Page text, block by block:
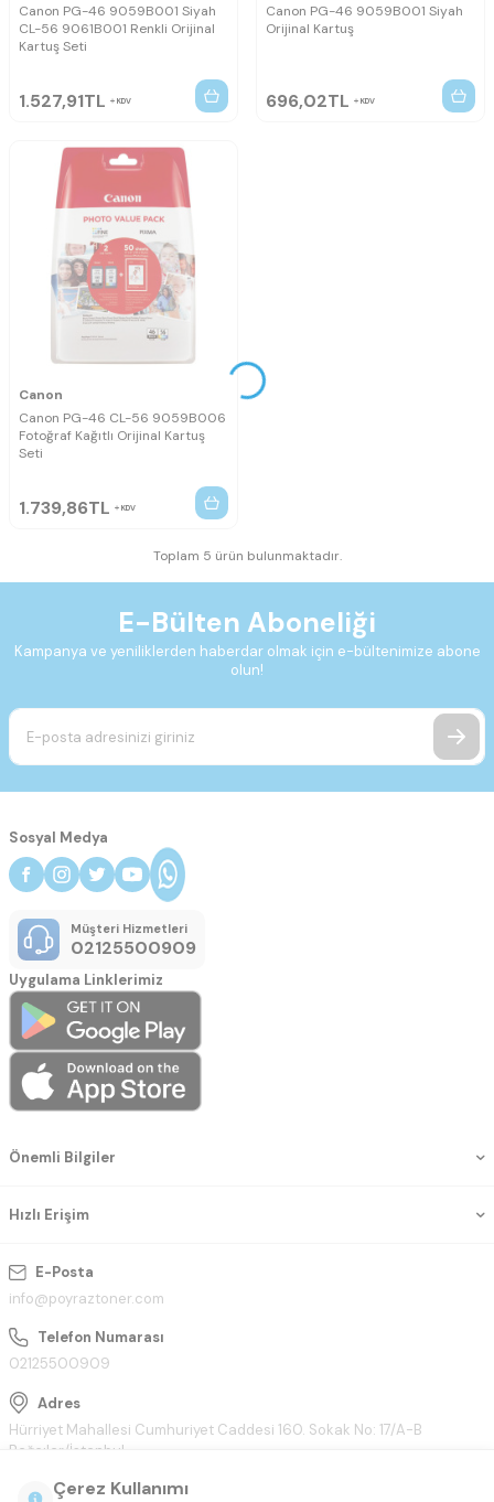
Canon PG-46 9059B001 Siyah
CL-56 9061B001 Renkli Orijinal
Kartuş Seti
1.527,91TL KDV
Canon PG-46 9059B001 Siyah
Orijinal Kartuş
696,02TL KDV
Canon
Canon PG-46 CL-56 9059B006
Fotoğraf Kağıtlı Orijinal Kartuş
Seti
1.739,86TL KDV
Toplam 5 ürün bulunmaktadır.
E-Bülten Aboneliği
Kampanya ve yeniliklerden haberdar olmak için e-bültenimize abone
olun!
E-Posta
info@poyraztoner.com
Telefon Numarası
02125500909
Adres
Hürriyet Mahallesi Cumhuriyet Caddesi 160. Sokak No: 17/A-B
Bağcılar/İstanbul
Önemli Bilgiler
Hızlı Erişim
Sosyal Medya
Müşteri Hizmetleri
02125500909
Uygulama Linklerimiz
Çerez Kullanımı